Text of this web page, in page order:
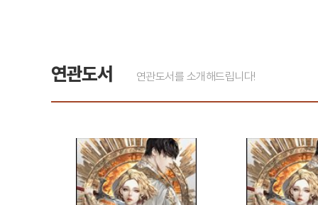
연관도서 연관도서를 소개해드립니다!